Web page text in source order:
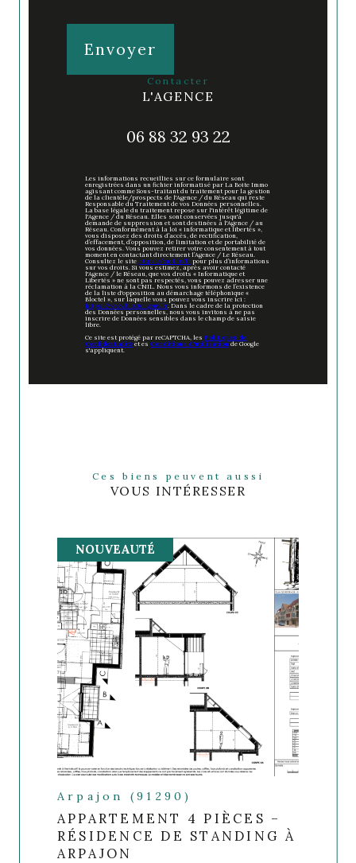
Envoyer
contacter
L'AGENCE
06 88 32 93 22
Les informations recueillies sur ce formulaire sont
enregistrées dans un fichier informatisé par La Boite Immo
agissant comme Sous-traitant du traitement pour la gestion
de la clientèle/prospects de l'Agence / du Réseau qui reste
Responsable du Traitement de vos Données personnelles.
La base légale du traitement repose sur l'intérêt légitime de
l'Agence / du Réseau. Elles sont conservées jusqu'à
demande de suppression et sont destinées à l'Agence / au
Réseau. Conformément à la loi « informatique et libertés »,
vous disposez des droits d’accès, de rectification,
d’effacement, d’opposition, de limitation et de portabilité de
vos données. Vous pouvez retirer votre consentement à tout
moment en contactant directement l’Agence / Le Réseau.
Consultez le sitehttps://cnil.fr/fr pour plus d’informations
sur vos droits. Si vous estimez, après avoir contacté
l'Agence / le Réseau, que vos droits « Informatique et
Libertés » ne sont pas respectés, vous pouvez adresser une
réclamation à la CNIL. Nous vous informons de l’existence
de la liste d'opposition au démarchage téléphonique «
Bloctel », sur laquelle vous pouvez vous inscrire ici :
https://www.bloctel.gouv.fr . Dans le cadre de la protection
des Données personnelles, nous vous invitons à ne pas
inscrire de Données sensibles dans le champ de saisie
libre.
Ce site est protégé par reCAPTCHA, lesPolitiques de
Confidentialité et es Conditions d'utilisationde Google
s'appliquent.
Ces biens peuvent aussi
VOUS INTÉRESSER
NOUVEAUTÉ
Arpajon (91290)
APPARTEMENT 4 PIÈCES –
RÉSIDENCE DE STANDING À
ARPAJON